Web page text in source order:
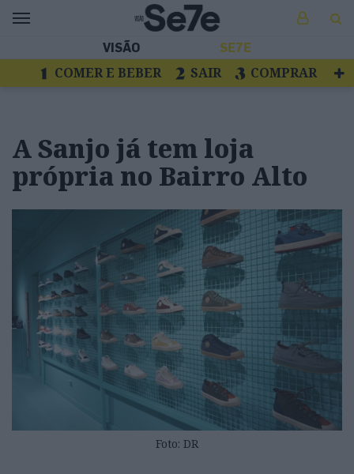
VISÃO SE7E
COMER E BEBER SAIR
COMPRAR
A Sanjo já tem loja
própria no Bairro Alto
Foto: DR